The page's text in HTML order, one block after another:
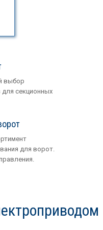
выбор
секционных
для ворот.